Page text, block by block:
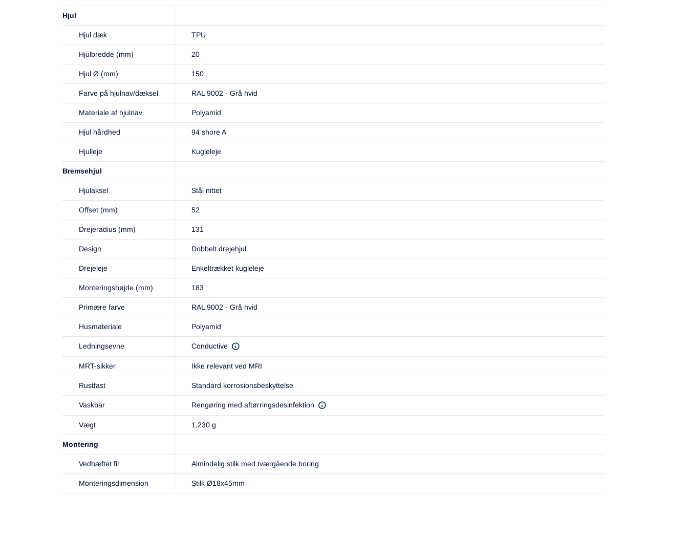
Hjul
Hjul dæk TPU
Hjulbredde (mm) 20
Hjul Ø (mm) 150
Farve på hjulnav/dæksel RAL 9002 - Grå hvid
Materiale af hjulnav Polyamid
Hjul hårdhed 94 shore A
Hjulleje Kugleleje
Bremsehjul
Hjulaksel Stål nittet
Offset (mm) 52
Drejeradius (mm) 131
Design Dobbelt drejehjul
Drejeleje Enkeltrækket kugleleje
Monteringshøjde (mm) 183
Primære farve RAL 9002 - Grå hvid
Husmateriale Polyamid
Ledningsevne Conductive
MRT-sikker Ikke relevant ved MRI
Rustfast Standard korrosionsbeskyttelse
Vaskbar Rengøring med aftørringsdesinfektion
Vægt 1,230 g
Montering
Vedhæftet fil Almindelig stilk med tværgående boring
Monteringsdimension Stilk Ø18x45mm